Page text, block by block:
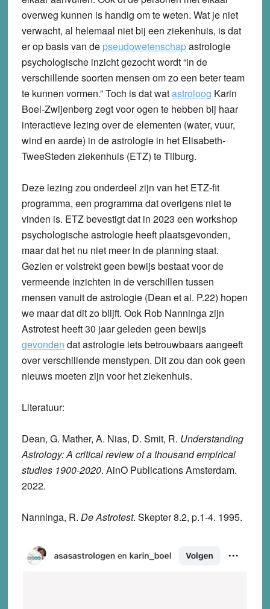
overweg kunnen is handig om te weten. Wat je niet
verwacht, al helemaal niet bij een ziekenhuis, is dat
er op basis van de pseudowetenschapastrologie
psychologische inzicht gezocht wordt “in de
verschillende soorten mensen om zo een beter team
te kunnen vormen.” Toch is dat watastroloog Karin
Boel-Zwijenberg zegt voor ogen te hebben bij haar
interactieve lezing over de elementen (water, vuur,
wind en aarde) in de astrologie in het Elisabeth-
TweeSteden ziekenhuis (ETZ) te Tilburg.
Deze lezing zou onderdeel zijn van het ETZ-fit
programma, een programma dat overigens niet te
vinden is. ETZ bevestigt dat in 2023 een workshop
psychologische astrologie heeft plaatsgevonden,
maar dat het nu niet meer in de planning staat.
Gezien er volstrekt geen bewijs bestaat voor de
vermeende inzichten in de verschillen tussen
mensen vanuit de astrologie (Dean et al. P.22) hopen
we maar dat dit zo blijft. Ook Rob Nanninga zijn
Astrotest heeft 30 jaar geleden geen bewijs
gevonden dat astrologie iets betrouwbaars aangeeft
over verschillende menstypen. Dit zou dan ook geen
nieuws moeten zijn voor het ziekenhuis.
Literatuur:
Dean, G. Mather, A. Nias, D. Smit, R. Understanding
Astrology: A critical review of a thousandempirical
studies 1900-2020. AinO Publications Amsterdam.
2022.
Nanninga, R. De Astrotest. Skepter 8.2, p.1-4. 1995.